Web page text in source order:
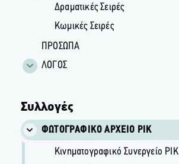
Δραματικές Σειρές
Κωμικές Σειρές
ΠΡΟΣΩΠΑ
ΛΟΓΟΣ
Συλλογές
ΦΩΤΟΓΡΑΦΙΚΌ ΑΡΧΕΊΟ ΡΙΚ
Κινηματογραφικό Συνεργείο ΡΙΚ